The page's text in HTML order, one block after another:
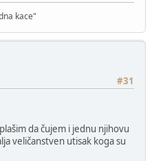
kace"
#31
da čujem i jednu njihovu
veličanstven utisak koga su